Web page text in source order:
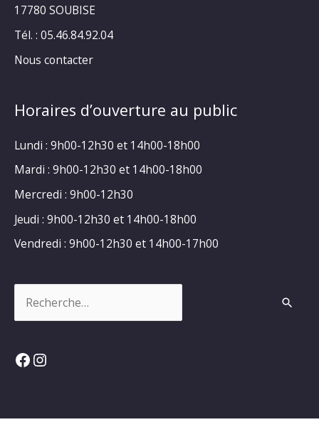
17780 SOUBISE
Tél. : 05.46.84.92.04
Nous contacter
Horaires d’ouverture au public
Lundi : 9h00-12h30 et 14h00-18h00
Mardi : 9h00-12h30 et 14h00-18h00
Mercredi : 9h00-12h30
Jeudi : 9h00-12h30 et 14h00-18h00
Vendredi : 9h00-12h30 et 14h00-17h00
Facebook
Instagram